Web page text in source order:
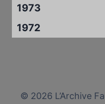
1973
1972
© 2026 L’Archive